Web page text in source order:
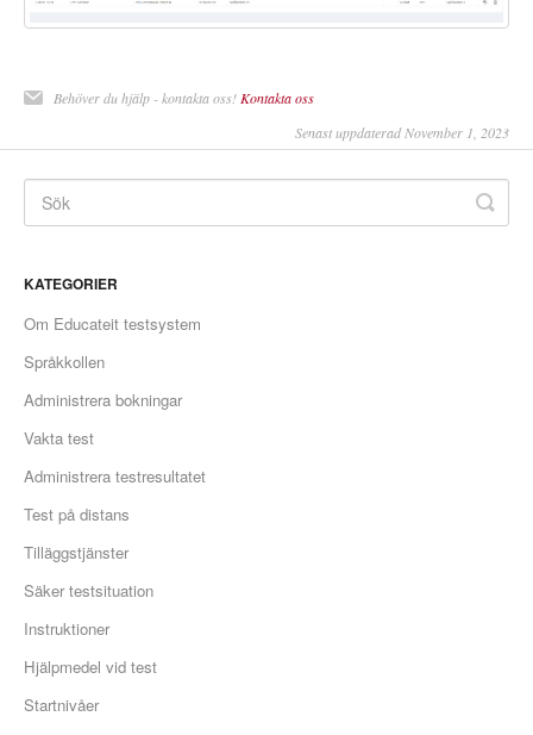
Behöver du hjälp - kontakta oss! Kontakta oss
Senast uppdaterad November 1, 2023
KATEGORIER
Om Educateit testsystem
Språkkollen
Administrera bokningar
Vakta test
Administrera testresultatet
Test på distans
Tilläggstjänster
Säker testsituation
Instruktioner
Hjälpmedel vid test
Startnivåer